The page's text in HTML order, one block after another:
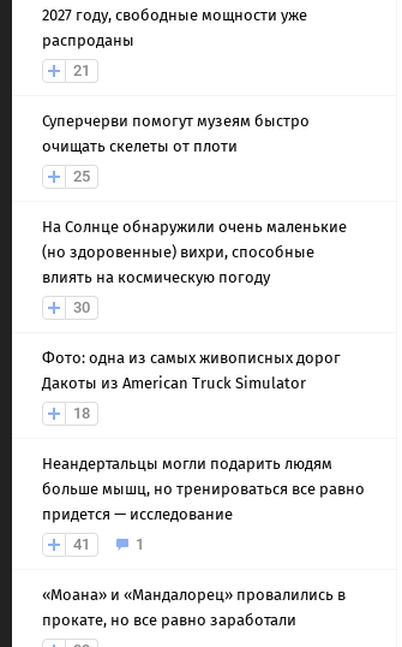
2027 году, свободные мощности уже
распроданы
21
Суперчерви помогут музеям быстро
очищать скелеты от плоти
25
На Солнце обнаружили очень маленькие
(но здоровенные) вихри, способные
влиять на космическую погоду
30
Фото: одна из самых живописных дорог
Дакоты из American Truck Simulator
18
Неандертальцы могли подарить людям
больше мышц, но тренироваться все равно
придется — исследование
41
1
«Моана» и «Мандалорец» провалились в
прокате, но все равно заработали